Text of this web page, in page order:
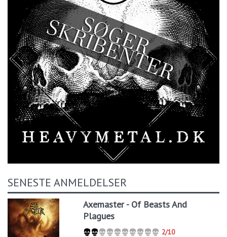
SENESTE ANMELDELSER
Axemaster - Of Beasts And
Plagues
2/10